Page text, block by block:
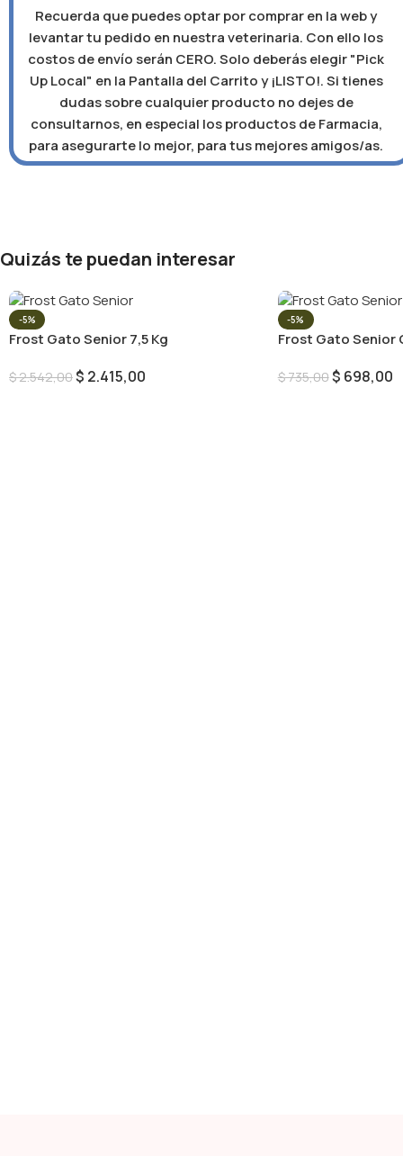
Recuerda que puedes optar por comprar en la web y
levantar tu pedido en nuestra veterinaria. Con ello los
costos de envío serán CERO. Solo deberás elegir "Pick
Up Local" en la Pantalla del Carrito y ¡LISTO!. Si tienes
dudas sobre cualquier producto no dejes de
consultarnos, en especial los productos de Farmacia,
para asegurarte lo mejor, para tus mejores amigos/as.
Quizás te puedan interesar
-5%
Frost Gato Senior 7,5 Kg
$2.542,00$ 2.415,00
-5%
Frost Gato Senior
$735,00$ 698,00